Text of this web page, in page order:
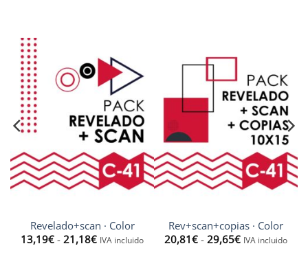
Revelado+scan · Color
13,19€ - 21,18€Rango
IVA incluido
Rev+scan+copias · Color
20,81€ - 29,65€Rango
IVA incluido